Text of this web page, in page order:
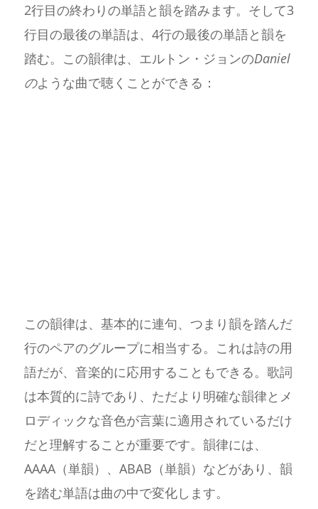
2行目の終わりの単語と韻を踏みます。そして3
行目の最後の単語は、4行の最後の単語と韻を
踏む。この韻律は、エルトン・ジョンのDaniel
のような曲で聴くことができる：
この韻律は、基本的に連句、つまり韻を踏んだ
行のペアのグループに相当する。これは詩の用
語だが、音楽的に応用することもできる。歌詞
は本質的に詩であり、ただより明確な韻律とメ
ロディックな音色が言葉に適用されているだけ
だと理解することが重要です。韻律には、
AAAA（単韻）、ABAB（単韻）などがあり、韻
を踏む単語は曲の中で変化します。